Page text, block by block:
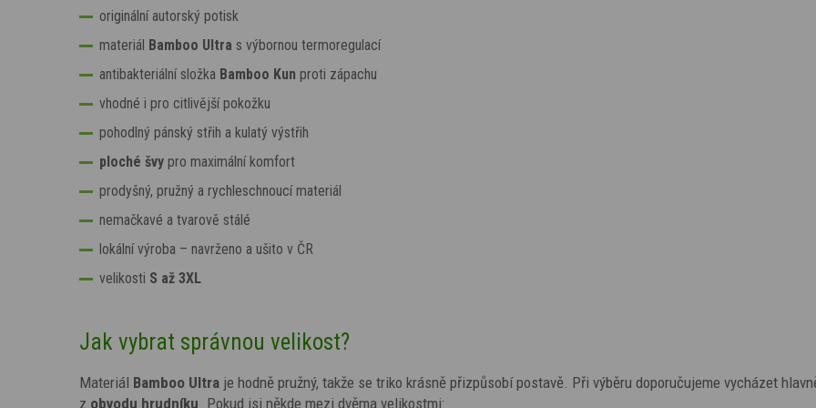
originální autorský potisk
materiál Bamboo Ultra s výbornou termoregulací
antibakteriální složka Bamboo Kun proti zápachu
vhodné i pro citlivější pokožku
pohodlný pánský střih a kulatý výstřih
ploché švy pro maximální komfort
prodyšný, pružný a rychleschnoucí materiál
nemačkavé a tvarově stálé
lokální výroba – navrženo a ušito v ČR
velikosti S až 3XL
Jak vybrat správnou velikost?
Materiál Bamboo Ultra je hodně pružný, takže se triko krásně přizpůsobí postavě. Při výběru doporučujeme vycházet
z obvodu hrudníku . Pokud jsi někde mezi dvěma velikostmi: